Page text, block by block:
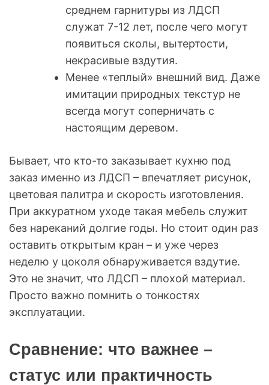
среднем гарнитуры из ЛДСП
служат 7-12 лет, после чего могут
появиться сколы, вытертости,
некрасивые вздутия.
Менее «теплый» внешний вид. Даже
имитации природных текстур не
всегда могут соперничать с
настоящим деревом.
Бывает, что кто-то заказывает кухню под
заказ именно из ЛДСП – впечатляет рисунок,
цветовая палитра и скорость изготовления.
При аккуратном уходе такая мебель служит
без нареканий долгие годы. Но стоит один раз
оставить открытым кран – и уже через
неделю у цоколя обнаруживается вздутие.
Это не значит, что ЛДСП – плохой материал.
Просто важно помнить о тонкостях
эксплуатации.
Сравнение: что важнее –
статус или практичность